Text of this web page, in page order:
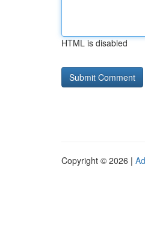
HTML is disabled
Copyright © 2026 |